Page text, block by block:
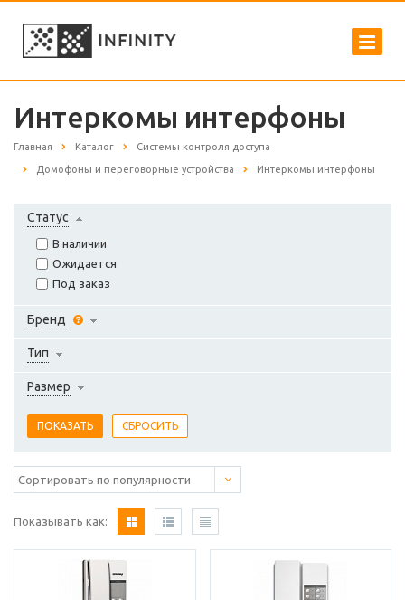
Интеркомы интерфоны
Главная Каталог Системы контроля доступа
Домофоны и переговорные устройства Интеркомы интерфоны
Статус
В наличии
Ожидается
Под заказ
Бренд
Тип
Размер
Показывать как: